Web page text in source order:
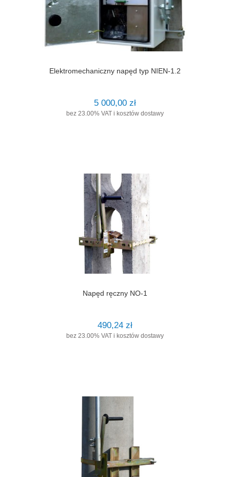
Elektromechaniczny napęd typ NIEN-1.2
5 000,00 zł
bez 23.00% VAT i kosztów dostawy
Napęd ręczny NO-1
490,24 zł
bez 23.00% VAT i kosztów dostawy